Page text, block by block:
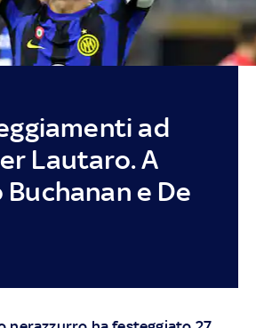
ad
Lautaro. A
e De